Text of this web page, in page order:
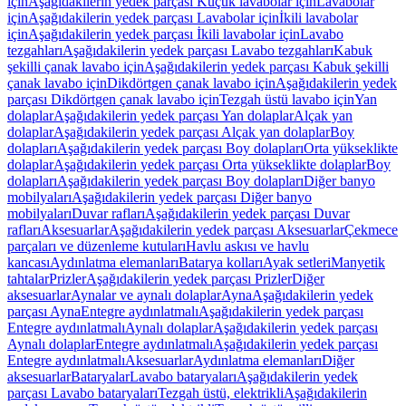
içinAşağıdakilerin yedek parçası Lavabolar içinİkili lavabolar
içinAşağıdakilerin yedek parçası İkili lavabolar içinLavabo
tezgahlarıAşağıdakilerin yedek parçası Lavabo tezgahlarıKabuk
şekilli çanak lavabo içinAşağıdakilerin yedek parçası Kabuk şekilli
çanak lavabo içinDikdörtgen çanak lavabo içinAşağıdakilerin yedek
parçası Dikdörtgen çanak lavabo içinTezgah üstü lavabo içinYan
dolaplarAşağıdakilerin yedek parçası Yan dolaplarAlçak yan
dolaplarAşağıdakilerin yedek parçası Alçak yan dolaplarBoy
dolaplarıAşağıdakilerin yedek parçası Boy dolaplarıOrta yükseklikte
dolaplarAşağıdakilerin yedek parçası Orta yükseklikte dolaplarBoy
dolaplarıAşağıdakilerin yedek parçası Boy dolaplarıDiğer banyo
mobilyalarıAşağıdakilerin yedek parçası Diğer banyo
mobilyalarıDuvar raflarıAşağıdakilerin yedek parçası Duvar
raflarıAksesuarlarAşağıdakilerin yedek parçası AksesuarlarÇekmece
parçaları ve düzenleme kutularıHavlu askısı ve havlu
kancasıAydınlatma elemanlarıBatarya kollarıAyak setleriManyetik
tahtalarPrizlerAşağıdakilerin yedek parçası PrizlerDiğer
aksesuarlarAynalar ve aynalı dolaplarAynaAşağıdakilerin yedek
parçası AynaEntegre aydınlatmalıAşağıdakilerin yedek parçası
Entegre aydınlatmalıAynalı dolaplarAşağıdakilerin yedek parçası
Aynalı dolaplarEntegre aydınlatmalıAşağıdakilerin yedek parçası
Entegre aydınlatmalıAksesuarlarAydınlatma elemanlarıDiğer
aksesuarlarBataryalarLavabo bataryalarıAşağıdakilerin yedek
parçası Lavabo bataryalarıTezgah üstü, elektrikliAşağıdakilerin